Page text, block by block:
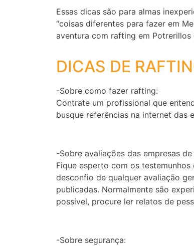
Essas dicas são para almas
“coisas diferentes para fazer em
aventura com rafting em
DICAS DE
-Sobre como fazer rafting:
Contrate um profissional que
busque referências na internet das
-Sobre avaliações das empresas de
Fique esperto com os
desconfio de qualquer avaliação
publicadas. Normalmente são
possível, procure ler relatos de
-Sobre segurança: